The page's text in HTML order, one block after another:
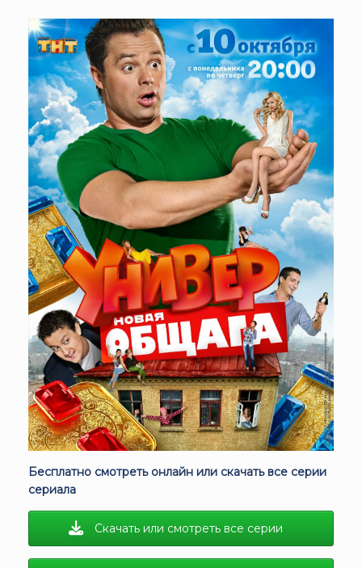
Бесплатно смотреть онлайн или скачать все серии
сериала
Скачать или смотреть все серии